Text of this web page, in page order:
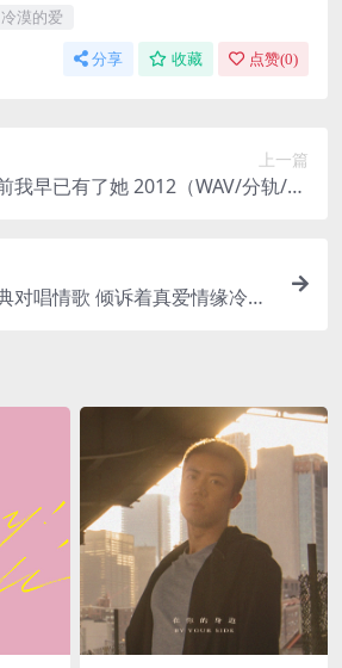
冷漠的爱
分享 收藏 点赞(0)
上一篇
我早已有了她 2012（WAV/分轨/50
对唱情歌 倾诉着真爱情缘冷漠